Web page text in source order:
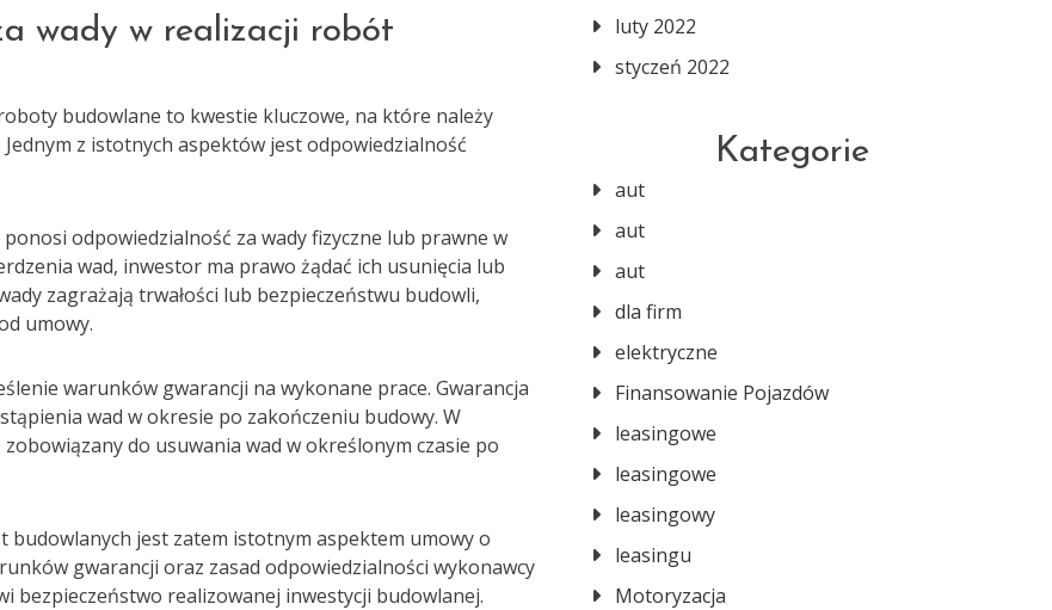
wady w realizacji robót
budowlane to kwestie kluczowe, na które należy
z istotnych aspektów jest odpowiedzialność
odpowiedzialność za wady fizyczne lub prawne w
wad, inwestor ma prawo żądać ich usunięcia lub
zagrażają trwałości lub bezpieczeństwu budowli,
umowy.
warunków gwarancji na wykonane prace. Gwarancja
wad w okresie po zakończeniu budowy. W
do usuwania wad w określonym czasie po
budowlanych jest zatem istotnym aspektem umowy o
gwarancji oraz zasad odpowiedzialności wykonawcy
bezpieczeństwo realizowanej inwestycji budowlanej.
luty 2022
styczeń 2022
Kategorie
aut
aut
aut
dla firm
elektryczne
Finansowanie Pojazdów
leasingowe
leasingowe
leasingowy
leasingu
Motoryzacja